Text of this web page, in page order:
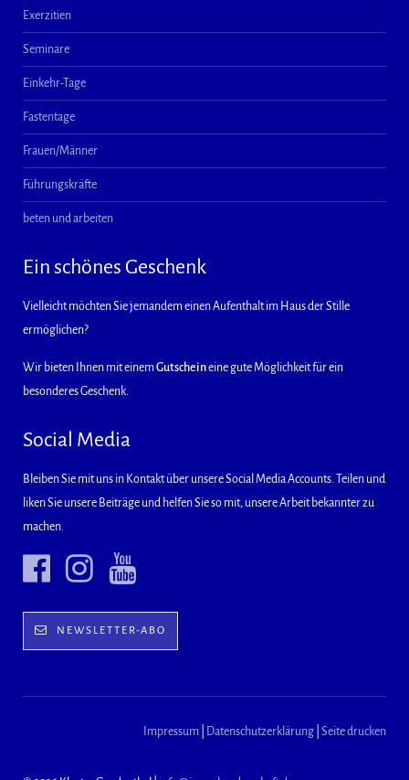
Exerzitien
Seminare
Einkehr-Tage
Fastentage
Frauen/Männer
Führungskräfte
beten und arbeiten
Ein schönes Geschenk
Vielleicht möchten Sie jemandem einen Aufenthalt im Haus der Stille
ermöglichen?
Wir bieten Ihnen mit einemGutscheineine gute Möglichkeit für ein
besonderes Geschenk.
Social Media
Bleiben Sie mit uns in Kontakt über unsere Social Media Accounts. Teilen und
liken Sie unsere Beiträge und helfen Sie so mit, unsere Arbeit bekannter zu
machen.
NEWSLETTER-ABO
Impressum Datenschutzerklärung Seite drucken